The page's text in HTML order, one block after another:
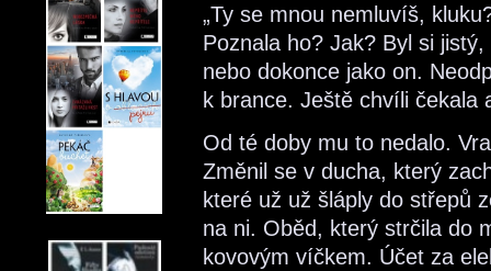
„Ty se mnou nemluvíš,
Poznala ho? Jak? Byl si
nebo dokonce jako on.
k brance. Ještě chvíli čekala
Od té doby mu to nedalo.
Změnil se v ducha, který
které už už šláply do střepů
na ni. Oběd, který strčila do
kovovým víčkem. Účet za